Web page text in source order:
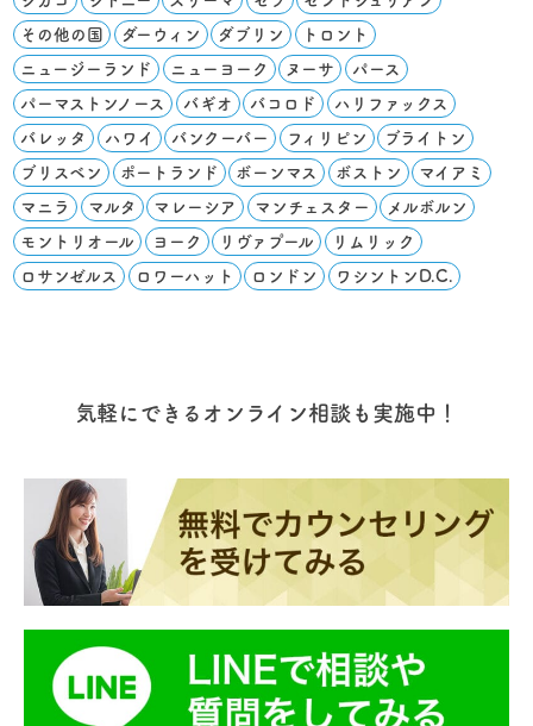
その他の国 ダーウィン ダブリン トロント
ニュージーランド ニューヨーク ヌーサ パース
パーマストンノース バギオ バコロド ハリファックス
バレッタ ハワイ バンクーバー フィリピン ブライトン
ブリスベン ポートランド ボーンマス ボストン マイアミ
マニラ マルタ マレーシア マンチェスター メルボルン
モントリオール ヨーク リヴァプール リムリック
ロサンゼルス ロワーハット ロンドン ワシントンD.C.
気軽にできるオンライン相談も実施中！